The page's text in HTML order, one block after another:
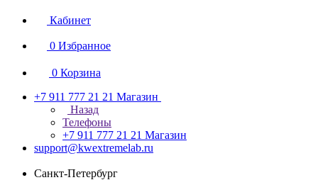
Кабинет
0 Избранное
0 Корзина
+7 911 777 21 21 Магазин
Назад
Телефоны
+7 911 777 21 21 Магазин
support@kwextremelab.ru
Санкт-Петербург